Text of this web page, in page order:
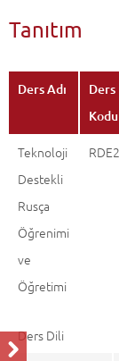
Rus Dili ve Edebiyatı
Tanıtım
Ders Adı
Ders
Kodu
Teknoloji
Destekli
Rusça
Öğrenimi
ve
Öğretimi
Ders Dili